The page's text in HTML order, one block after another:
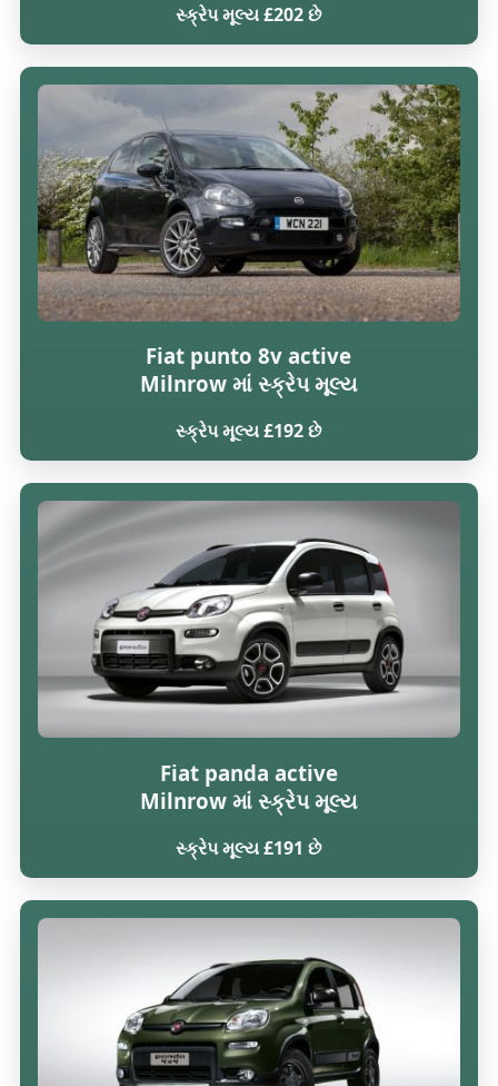
સ્ક્રેપ મૂલ્ય £202 છે
Fiat punto 8v active
Milnrow માં સ્ક્રેપ મૂલ્ય
સ્ક્રેપ મૂલ્ય £192 છે
Fiat panda active
Milnrow માં સ્ક્રેપ મૂલ્ય
સ્ક્રેપ મૂલ્ય £191 છે